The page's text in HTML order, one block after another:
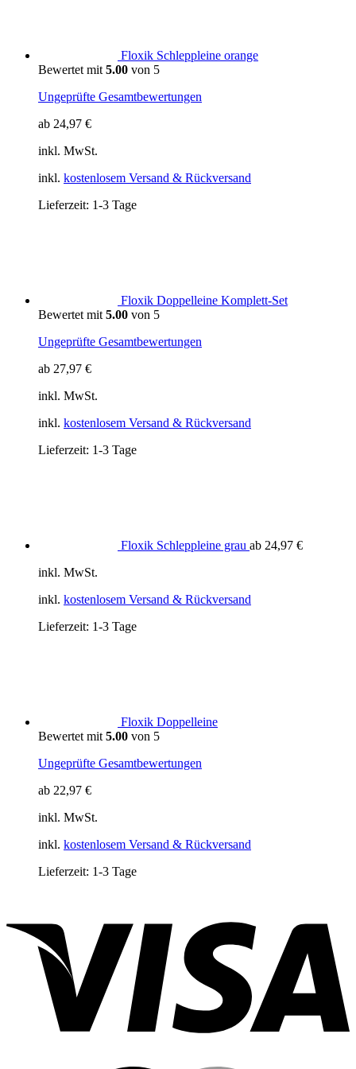
Floxik Schleppleine orange
Bewertet mit 5.00 von 5
Ungeprüfte Gesamtbewertungen
ab 24,97 €
inkl. MwSt.
inkl. kostenlosem Versand & Rückversand
Lieferzeit: 1-3 Tage
Floxik Doppelleine Komplett-Set
Bewertet mit 5.00 von 5
Ungeprüfte Gesamtbewertungen
ab 27,97 €
inkl. MwSt.
inkl. kostenlosem Versand & Rückversand
Lieferzeit: 1-3 Tage
Floxik Schleppleine grau ab 24,97 €
inkl. MwSt.
inkl. kostenlosem Versand & Rückversand
Lieferzeit: 1-3 Tage
Floxik Doppelleine
Bewertet mit 5.00 von 5
Ungeprüfte Gesamtbewertungen
ab 22,97 €
inkl. MwSt.
inkl. kostenlosem Versand & Rückversand
Lieferzeit: 1-3 Tage